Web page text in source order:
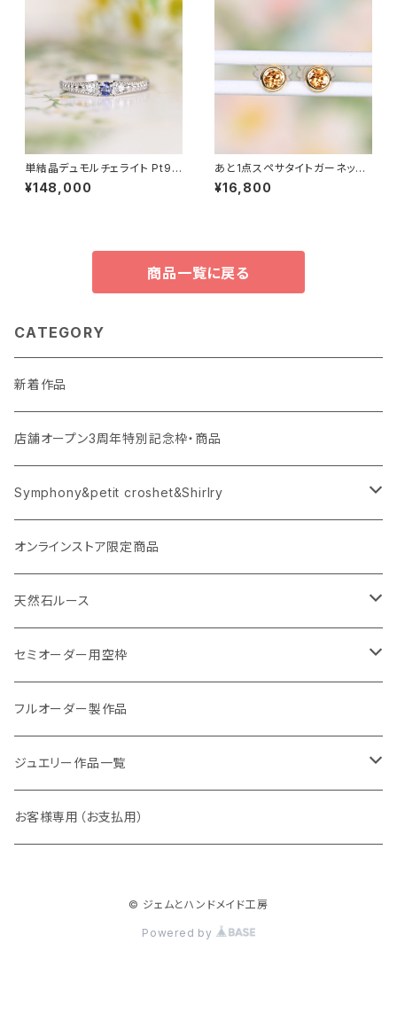
単結晶デュモルチェライト Pt95
0 リング 11号（GH1114）SA223
52
¥148,000
あと1点スペサタイトガーネット
ピアス K18YG（GH3057）
¥16,800
商品一覧に戻る
CATEGORY
新着作品
店舗オープン3周年特別記念枠・商品
Symphony&petit croshet&Shirlry
Symphony（シンフォニー）
Petit crochet（プチ・クロシェ）
Shirlry（シアリー）
オンラインストア限定商品
天然石ルース
パライバトルマリン
アレキサンドライト
パパラチアサファイア
グランディエディエライト
セミオーダー用空枠
リング
ラウンド
オーバル
ネックレス・ペンダント
ラウンド
ピアス
フルオーダー製作品
ジュエリー作品一覧
リング
お客様専用（お支払用）
© ジェムとハンドメイド工房
Powered by